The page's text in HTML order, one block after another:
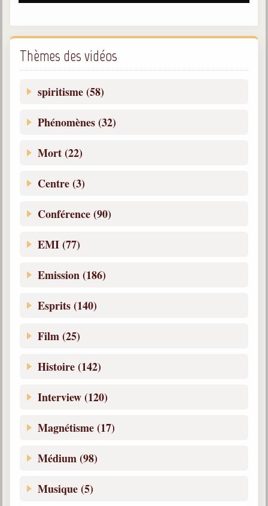
Belgique, Lux. et Canada
Fédérations spirites
Médias spirites
Thèmes des vidéos
spiritisme (58)
Phénomènes (32)
Mort (22)
Centre (3)
Conférence (90)
EMI (77)
Emission (186)
Esprits (140)
Film (25)
Histoire (142)
Interview (120)
Magnétisme (17)
Médium (98)
Musique (5)